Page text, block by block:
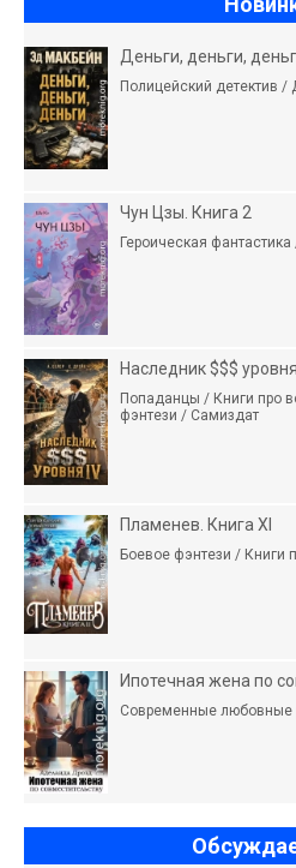
Деньги, деньги,
Полицейский детектив /
Чун Цзы. Книга 2
Героическая
Наследник $$$
Попаданцы / Книги про
фэнтези / Самиздат
Пламенев. Книга XI
Боевое фэнтези / Книги
Ипотечная жена по
Современные любовные